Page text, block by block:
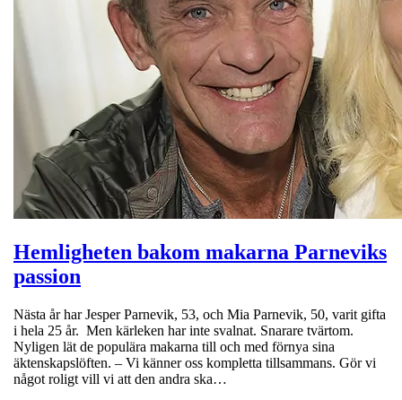
Hemligheten bakom makarna Parneviks
passion
Nästa år har Jesper Parnevik, 53, och Mia Parnevik, 50, varit gifta
i hela 25 år. Men kärleken har inte svalnat. Snarare tvärtom.
Nyligen lät de populära makarna till och med förnya sina
äktenskapslöften. – Vi känner oss kompletta tillsammans. Gör vi
något roligt vill vi att den andra ska…